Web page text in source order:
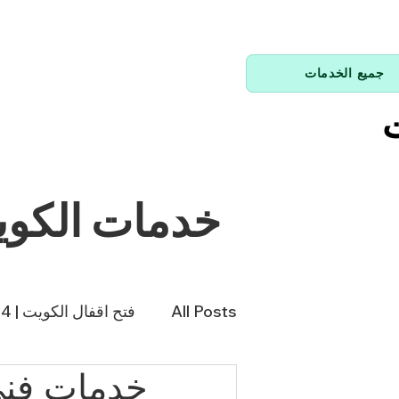
جميع الخدمات
خدمات
All Posts فتح اقفال الكويت | 66214144
فني تكييف | 98943366خدمات